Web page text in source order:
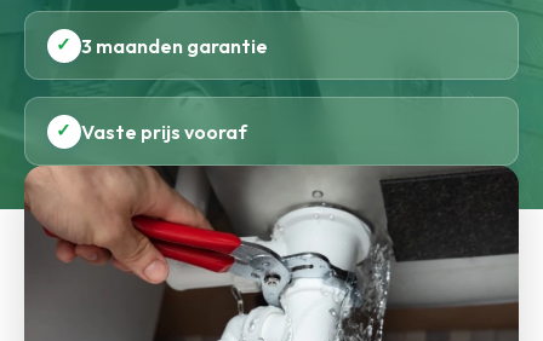
✓ 3 maanden garantie
✓ Vaste prijs vooraf